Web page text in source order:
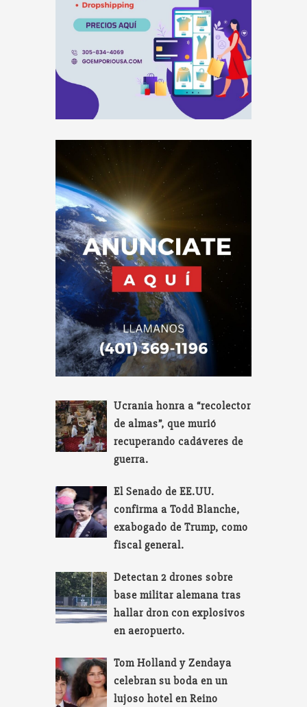
Ucrania honra a “recolector
de almas”, que murió
recuperando cadáveres de
guerra.
El Senado de EE.UU.
confirma a Todd Blanche,
exabogado de Trump, como
fiscal general.
Detectan 2 drones sobre
base militar alemana tras
hallar dron con explosivos
en aeropuerto.
Tom Holland y Zendaya
celebran su boda en un
lujoso hotel en Reino